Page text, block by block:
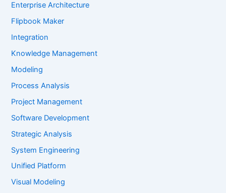
Enterprise Architecture
Flipbook Maker
Integration
Knowledge Management
Modeling
Process Analysis
Project Management
Software Development
Strategic Analysis
System Engineering
Unified Platform
Visual Modeling